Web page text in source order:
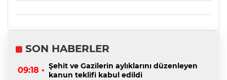
SON HABERLER
09:18 • Şehit ve Gazilerin aylıklarını düzenleyen
kanun teklifi kabul edildi